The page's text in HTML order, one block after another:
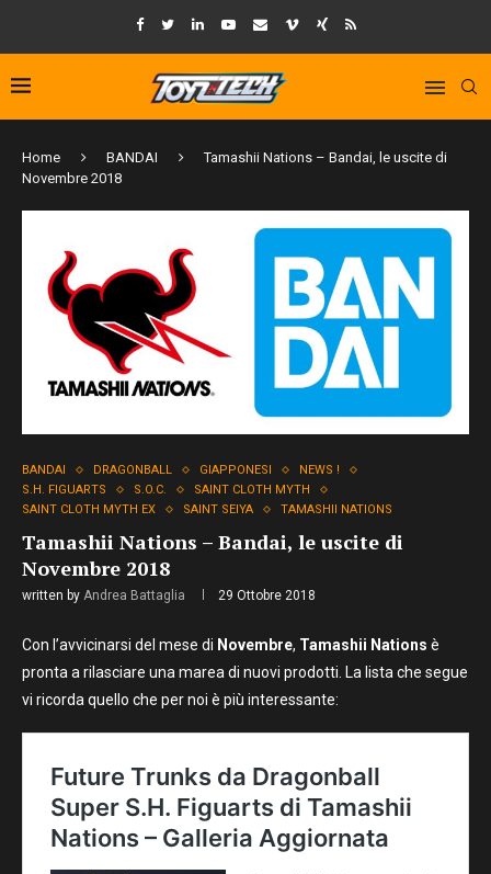
Home BANDAI
Tamashii Nations – Bandai, le uscite di
Novembre 2018
BANDAI DRAGONBALL GIAPPONESI
NEWS !
S.H. FIGUARTS
S.O.C.
SAINT CLOTH MYTH
SAINT CLOTH MYTH EX
SAINT SEIYA TAMASHII NATIONS
Tamashii Nations – Bandai, le uscite di
Novembre 2018
written by Andrea Battaglia 29 Ottobre 2018
Con l’avvicinarsi del mese di Novembre, Tamashii Nations è
pronta a rilasciare una marea di nuovi prodotti. La lista che segue
vi ricorda quello che per noi è più interessante: